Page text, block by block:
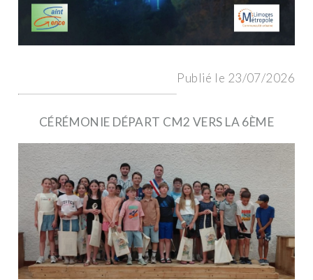
Publié le 23/07/2026
CÉRÉMONIE DÉPART CM2 VERS LA 6ÈME